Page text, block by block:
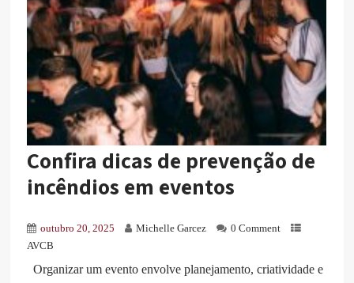
Confira dicas de prevenção de
incêndios em eventos
outubro 20, 2025 Michelle Garcez
0 Comment
AVCB
Organizar um evento envolve planejamento, criatividade e